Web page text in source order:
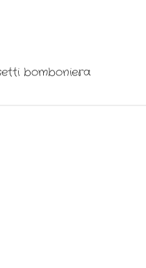
bomboniera